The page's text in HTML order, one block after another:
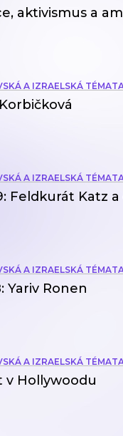
aktivismus a
A IZRAELSKÁ
A IZRAELSKÁ
Feldkurát Katz a
A IZRAELSKÁ
Yariv Ronen
A IZRAELSKÁ
v Hollywoodu